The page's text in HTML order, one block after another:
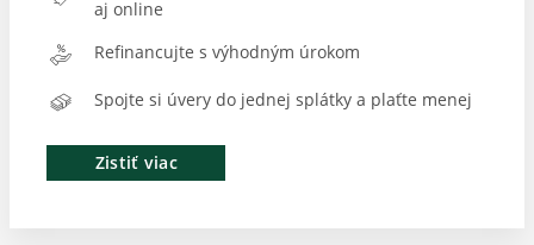
aj online
Refinancujte s výhodným úrokom
Spojte si úvery do jednej splátky a plaťte menej
Zistiť viac